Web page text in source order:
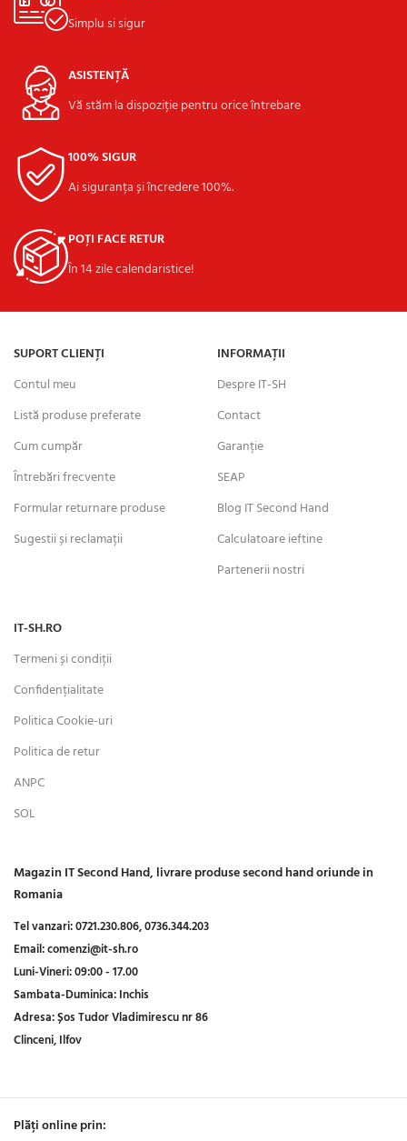
Simplu si sigur
ASISTENȚĂ
Vă stăm la dispoziție pentru orice întrebare
100% SIGUR
Ai siguranța și încredere 100%.
POȚI FACE RETUR
În 14 zile calendaristice!
SUPORT CLIENȚI
Contul meu
Listă produse preferate
Cum cumpăr
Întrebări frecvente
Formular returnare produse
Sugestii și reclamații
INFORMAȚII
Despre IT-SH
Contact
Garanție
SEAP
Blog IT Second Hand
Calculatoare ieftine
Partenerii nostri
IT-SH.RO
Termeni și condiții
Confidențialitate
Politica Cookie-uri
Politica de retur
ANPC
SOL
Magazin IT Second Hand, livrare produse second hand oriunde in
Romania
Tel vanzari:0721.230.806,0736.344.203
Email:comenzi@it-sh.ro
Luni-Vineri:09:00 - 17.00
Sambata-Duminica:Inchis
Adresa:Șos Tudor Vladimirescu nr 86
Clinceni, Ilfov
Plăți online prin: